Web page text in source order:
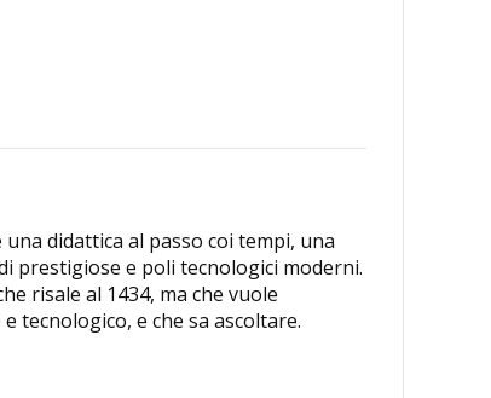
didattica al passo coi tempi, una
prestigiose e poli tecnologici moderni.
risale al 1434, ma che vuole
tecnologico, e che sa ascoltare.